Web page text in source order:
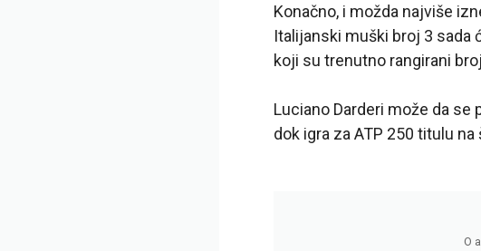
Konačno, i možda najviše
Italijanski muški broj 3 sada
koji su trenutno rangirani
Luciano Darderi može da
dok igra za ATP 250 titulu
O